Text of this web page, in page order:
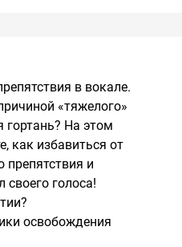
в вокале.
«тяжелого»
гортань? На этом
как избавиться от
препятствия и
своего голоса!
освобождения